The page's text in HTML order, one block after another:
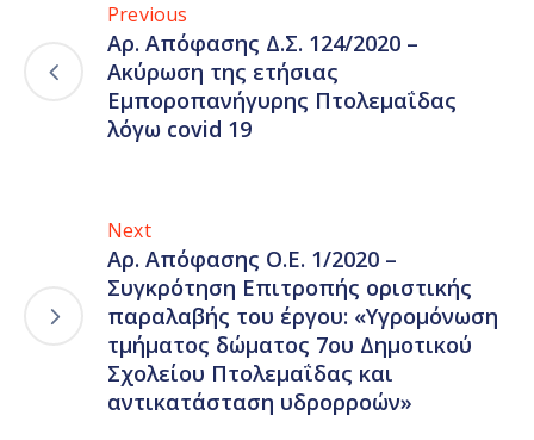
Previous
Αρ. Απόφασης Δ.Σ. 124/2020 –
Ακύρωση της ετήσιας
Εμποροπανήγυρης Πτολεμαΐδας
λόγω covid 19
Next
Αρ. Απόφασης Ο.Ε. 1/2020 –
Συγκρότηση Επιτροπής οριστικής
παραλαβής του έργου: «Υγρομόνωση
τμήματος δώματος 7ου Δημοτικού
Σχολείου Πτολεμαΐδας και
αντικατάσταση υδρορροών»